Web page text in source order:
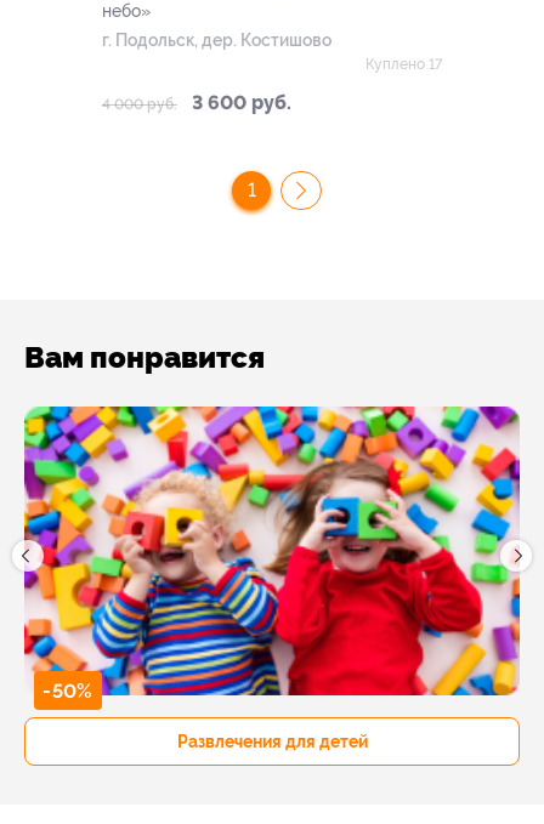
небо»
г. Подольск, дер. Костишово
4 000 руб. 3 600 руб.
Куплено 17
1
Вам понравится
-50%
Развлечения для детей